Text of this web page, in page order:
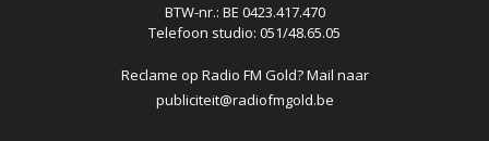
BTW-nr.: BE 0423.417.470
Telefoon studio: 051/48.65.05
Reclame op Radio FM Gold? Mail naar
publiciteit@radiofmgold.be